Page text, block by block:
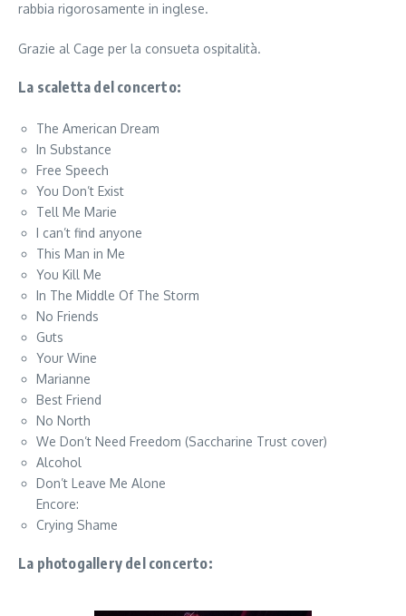
rabbia rigorosamente in inglese.
Grazie al Cage per la consueta ospitalità.
La scaletta del concerto:
The American Dream
In Substance
Free Speech
You Don’t Exist
Tell Me Marie
I can’t find anyone
This Man in Me
You Kill Me
In The Middle Of The Storm
No Friends
Guts
Your Wine
Marianne
Best Friend
No North
We Don’t Need Freedom (Saccharine Trust cover)
Alcohol
Don’t Leave Me Alone
Encore:
Crying Shame
La photogallery del concerto: